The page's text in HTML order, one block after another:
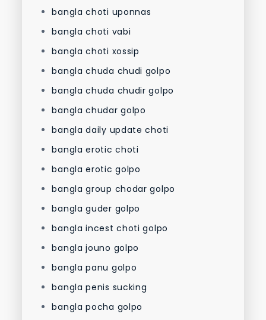
bangla choti uponnas
bangla choti vabi
bangla choti xossip
bangla chuda chudi golpo
bangla chuda chudir golpo
bangla chudar golpo
bangla daily update choti
bangla erotic choti
bangla erotic golpo
bangla group chodar golpo
bangla guder golpo
bangla incest choti golpo
bangla jouno golpo
bangla panu golpo
bangla penis sucking
bangla pocha golpo